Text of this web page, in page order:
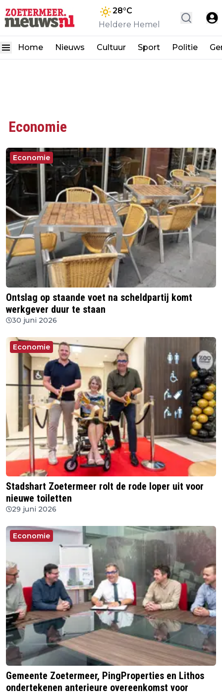
28°C
Heldere Hemel
Home Nieuws Cultuur Sport Politie
Economie
Economie
Ontslag op staande voet na scheldpartij komt
werkgever duur te staan
30 juni 2026
Economie
Stadshart Zoetermeer rolt de rode loper uit voor
nieuwe toiletten
29 juni 2026
Economie
Gemeente Zoetermeer, PingProperties en Lithos
ondertekenen anterieure overeenkomst voor